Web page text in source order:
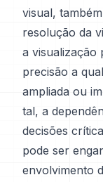
visual,
resolução da
a visualização
precisão a
ampliada ou
tal, a
decisões
pode ser
envolvimento